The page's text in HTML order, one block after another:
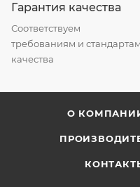
Гарантия качества
Соответствуем
требованиям и стандартам
качества
О